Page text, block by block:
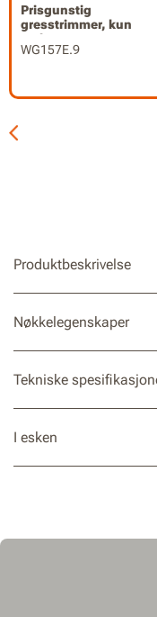
Lettgrepshåndtak
hjelpehåndtak
PowerShare 18V
Prisgunstig
gresstrimmer, kun
verktøy
WG157E.9
Produktbeskrivelse
Nøkkelegenskaper
Tekniske
I esken